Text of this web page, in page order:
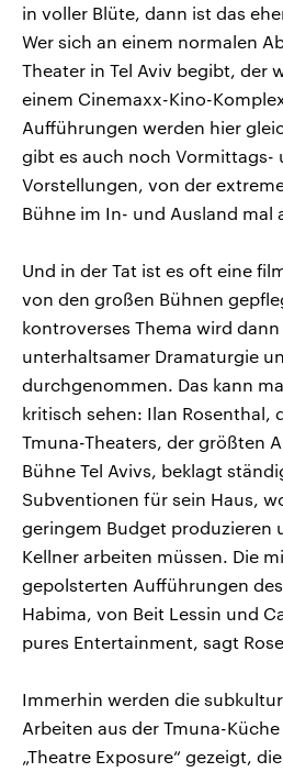
in voller Blüte, dann ist das
Wer sich an einem normalen
Theater in Tel Aviv begibt, der
einem Cinemaxx-Kino-
Aufführungen werden hier
gibt es auch noch Vormittags-
Vorstellungen, von der
Bühne im In- und Ausland mal
Und in der Tat ist es oft eine
von den großen Bühnen
kontroverses Thema wird
unterhaltsamer Dramaturgie
durchgenommen. Das kann
kritisch sehen: Ilan Rosenthal,
Tmuna-Theaters, der größten
Bühne Tel Avivs, beklagt
Subventionen für sein Haus,
geringem Budget produzieren
Kellner arbeiten müssen. Die
gepolsterten Aufführungen
Habima, von Beit Lessin und
pures Entertainment, sagt
Immerhin werden die
Arbeiten aus der Tmuna-
„Theatre Exposure“ gezeigt,